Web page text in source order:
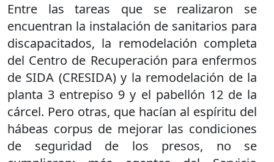
Entre las tareas que se realizaron se
encuentran la instalación de sanitarios para
discapacitados, la remodelación completa
del Centro de Recuperación para enfermos
de SIDA (CRESIDA) y la remodelación de la
planta 3 entrepiso 9 y el pabellón 12 de la
cárcel. Pero otras, que hacían al espíritu del
hábeas corpus de mejorar las condiciones
de seguridad de los presos, no se